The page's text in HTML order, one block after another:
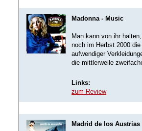
Madonna - Music
Man kann von ihr
noch im Herbst 2000
aufwendiger
die mittlerweile
Links:
zum Review
Madrid de los Austrias